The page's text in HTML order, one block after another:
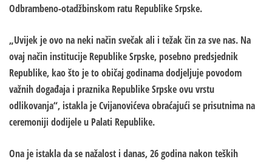
Odbrambeno-otadžbinskom ratu Republike Srpske.
„Uvijek je ovo na neki način svečak ali i težak čin za sve nas. Na
ovaj način institucije Republike Srpske, posebno predsjednik
Republike, kao što je to običaj godinama dodjeljuje povodom
važnih događaja i praznika Republike Srpske ovu vrstu
odlikovanja“, istakla je Cvijanovićeva obraćajući se prisutnima na
ceremoniji dodijele u Palati Republike.
Ona je istakla da se nažalost i danas, 26 godina nakon teških